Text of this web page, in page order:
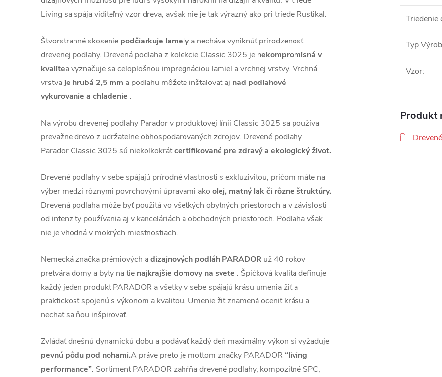
Living sa spája viditeľný vzor dreva, avšak nie je tak výrazný ako pri triede Rustikal.
Štvorstranné skosenie podčiarkuje lamelya necháva vyniknúť prirodzenosť
drevenej podlahy. Drevená podlaha z kolekcie Classic 3025 je nekompromisná v
kvalitea vyznačuje sa celoplošnou impregnáciou lamiel a vrchnej vrstvy. Vrchná
vrstva je hrubá 2,5 mm a podlahu môžete inštalovať aj nad podlahové
vykurovanie a chladenie .
Na výrobu drevenej podlahy Parador v produktovej línii Classic 3025 sa používa
prevažne drevo z udržateľne obhospodarovaných zdrojov. Drevené podlahy
Parador Classic 3025 sú niekoľkokrátcertifikované pre zdravý a ekologický život.
Drevené podlahy v sebe spájajú prírodné vlastnosti s exkluzivitou, pričom máte na
výber medzi rôznymi povrchovými úpravami ako olej, matný lak či rôzne štruktúry.
Drevená podlaha môže byť použitá vo všetkých obytných priestoroch a v závislosti
od intenzity používania aj v kanceláriách a obchodných priestoroch. Podlaha však
nie je vhodná v mokrých miestnostiach.
Nemecká značka prémiových adizajnových podláh PARADOR už 40 rokov
pretvára domy a byty na tie najkrajšie domovy na svete . Špičková kvalita definuje
každý jeden produkt PARADOR a všetky v sebe spájajú krásu umenia žiť a
praktickosť spojenú s výkonom a kvalitou. Umenie žiť znamená oceniť krásu a
nechať sa ňou inšpirovať.
Zvládať dnešnú dynamickú dobu a podávať každý deň maximálny výkon si vyžaduje
pevnú pôdu pod nohami.A práve preto je mottom značky PARADOR “living
performance”. Sortiment PARADOR zahŕňa drevené podlahy, kompozitné SPC,
Triedenie
Typ
Vzor:
Produkt